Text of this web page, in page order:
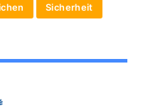
Sicherheit